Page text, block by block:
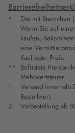
*
Die mit Sternchen
Wenn Sie auf
kaufen,
eine
Kauf oder Preis.
** Befristete
Mehrwertsteuer.
1
Versand innerhalb
Bestellwert.
2
Vorbestellung ab